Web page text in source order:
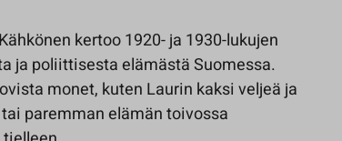
kertoo 1920- ja 1930-lukujen
ja poliittisesta elämästä Suomessa.
monet, kuten Laurin kaksi veljeä ja
paremman elämän toivossa